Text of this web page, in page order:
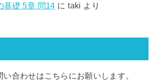
基礎 5章 問14 にtaki より
合わせはこちらにお願いします。